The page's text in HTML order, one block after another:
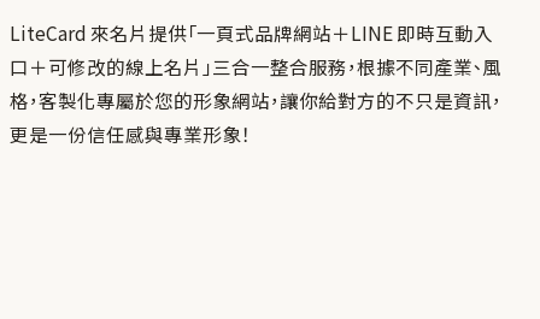
LiteCard 來名片提供「一頁式品牌網站＋LINE 即時互動入
口＋可修改的線上名片」三合一整合服務，根據不同產業、風
格，客製化專屬於您的形象網站，讓你給對方的不只是資訊，
更是一份信任感與專業形象！